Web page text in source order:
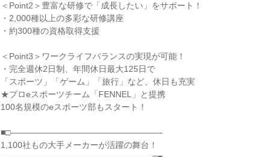
＜Point2＞豊富な研修で「成長したい」をサポート！
・2,000種以上の多彩な研修講座
・約300種の資格取得支援
＜Point3＞ワークライフバランスの実現が可能！
・完全週休2日制、年間休日最大125日で
「スポーツ」「ゲーム」「旅行」など、休日も充実
★プロeスポーツチーム「FENNEL」と提携
100名規模のeスポーツ部もスタート！
■□――――――――――――――――――
1,100社もの大手メーカーが活躍の舞台！